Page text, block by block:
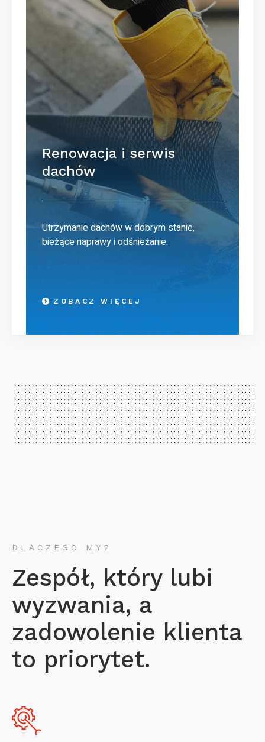
Renowacja i serwis
dachów
Utrzymanie dachów w dobrym stanie,
bieżące naprawy i odśnieżanie.
ZOBACZ WIĘCEJ
DLACZEGO MY?
Zespół, który lubi
wyzwania, a
zadowolenie klienta
to priorytet.